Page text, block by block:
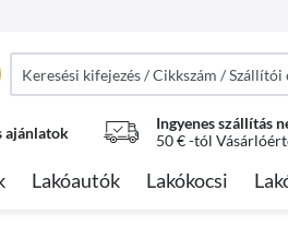
ajánlatok
Ingyenes szállítás
50 € -tól
Lakóautók Lakókocsi